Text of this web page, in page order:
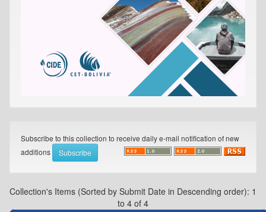
Subscribe to this collection to receive daily e-mail notification of new
additions
Collection's Items (Sorted by Submit Date in Descending order): 1
to 4 of 4